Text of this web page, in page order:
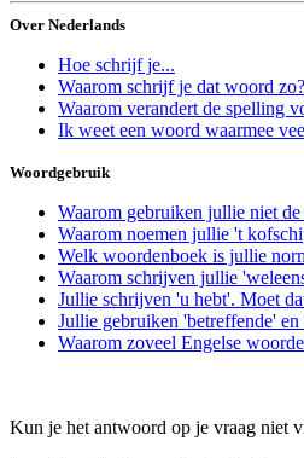
Over Nederlands
Hoe schrijf je...
Waarom schrijf je dat woord zo?
Waarom verandert de spelling
Ik weet een woord waarmee
Woordgebruik
Waarom gebruiken jullie niet
Waarom noemen jullie 't
Welk woordenboek is jullie
Waarom schrijven jullie
Jullie schrijven 'u hebt'. Moet
Jullie gebruiken 'betreffende'
Waarom zoveel Engelse
Kun je het antwoord op je vraag niet